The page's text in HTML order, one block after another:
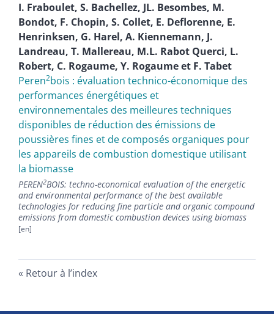
I. Fraboulet, S. Bachellez, JL. Besombes, M.
Bondot, F. Chopin, S. Collet, E. Deflorenne, E.
Henrinksen, G. Harel, A. Kiennemann, J.
Landreau, T. Mallereau, M.L. Rabot Querci, L.
Robert, C. Rogaume, Y. Rogaumeet F. Tabet
Peren2bois : évaluation technico-économique des
performances énergétiques et
environnementales des meilleures techniques
disponibles de réduction des émissions de
poussières fines et de composés organiques pour
les appareils de combustion domestique utilisant
la biomasse
PEREN2BOIS: techno-economical evaluation of the energetic
and environmental performance of the best available
technologies for reducing fine particle and organic compound
emissions from domestic combustion devices using biomass
Retour à l’index